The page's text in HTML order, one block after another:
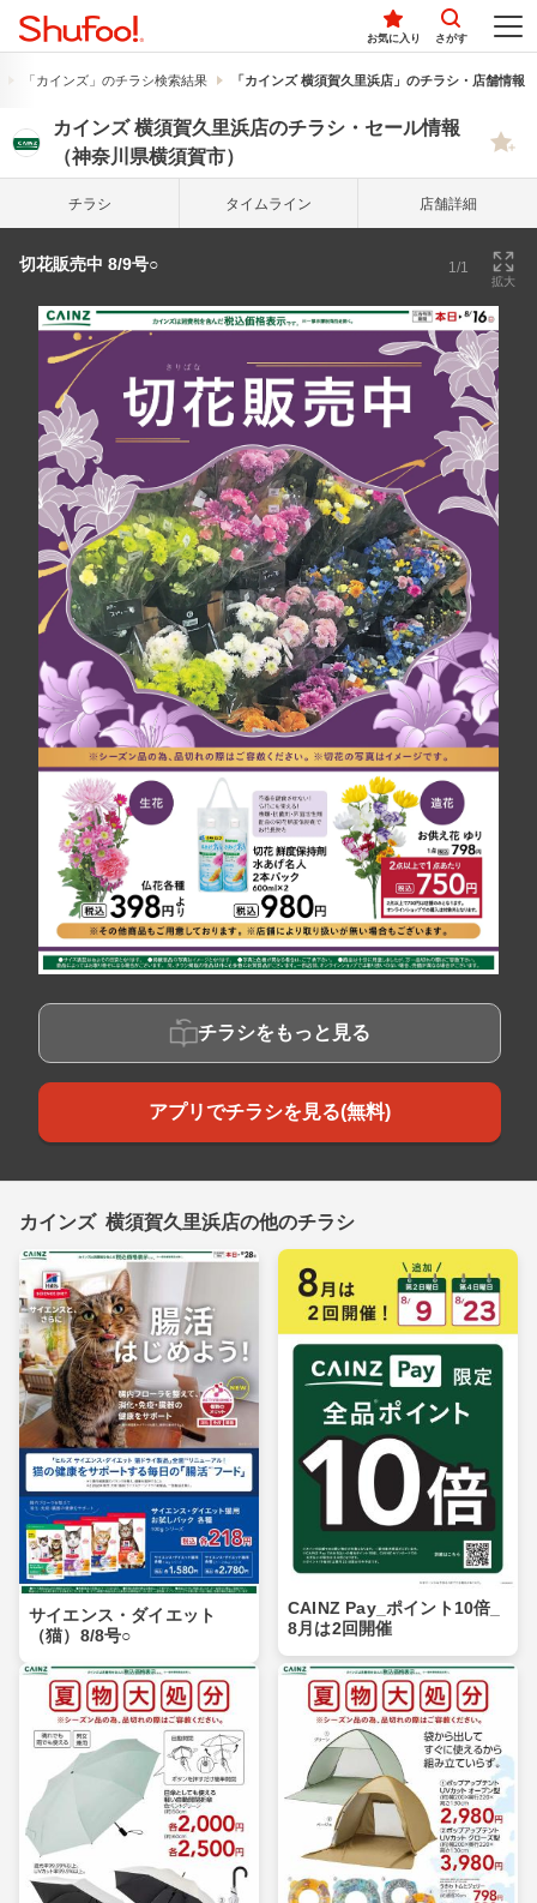
お気に入り さがす
「カインズ」のチラシ検索結果 「カインズ 横須賀久里浜店」のチラシ・店舗情報
カインズ 横須賀久里浜店のチラシ・セール情報
（神奈川県横須賀市）
チラシ タイム ライン 店舗詳細
切花販売中 8/9号○ 1/1
拡大
チラシをもっと見る
アプリでチラシを見る(無料)
カインズ 横須賀久里浜店の他のチラシ
サイエンス・ダイエット
（猫）8/8号○
CAINZ Pay_ポイント10倍_
8月は2回開催